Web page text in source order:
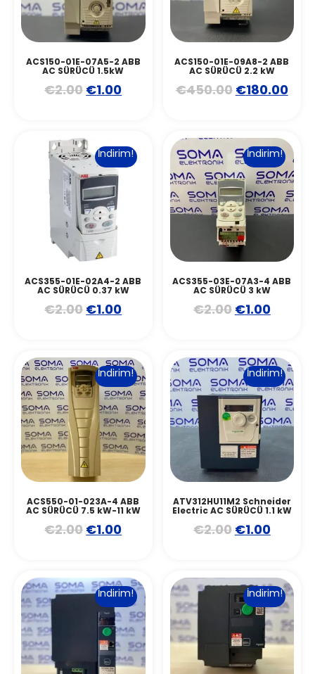
ACS150-01E-07A5-2 ABB
AC SÜRÜCÜ 1.5kW
€2.00 €1.00
ACS150-01E-09A8-2 ABB
AC SÜRÜCÜ 2.2 kW
€450.00 €180.00
İndirim!
ACS355-01E-02A4-2 ABB
AC SÜRÜCÜ 0.37 kW
€2.00 €1.00
İndirim!
ACS355-03E-07A3-4 ABB
AC SÜRÜCÜ 3 kW
€2.00 €1.00
İndirim!
ACS550-01-023A-4 ABB
AC SÜRÜCÜ 7.5 kW-11 kW
€2.00 €1.00
İndirim!
ATV312HU11M2 Schneider
Electric AC SÜRÜCÜ 1.1 kW
€2.00 €1.00
İndirim! İndirim!